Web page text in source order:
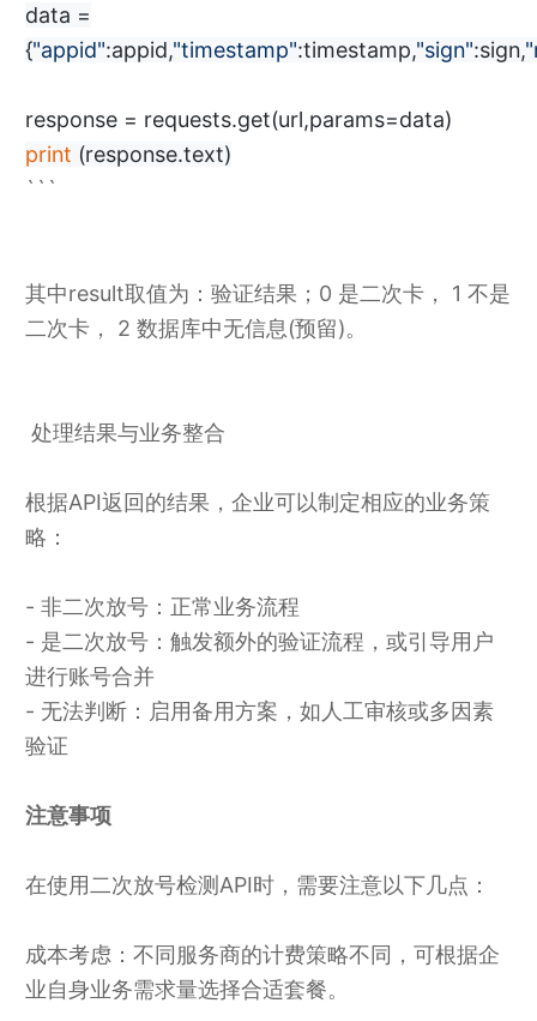
data =
{"appid":appid,"timestamp":timestamp,"sign":sign,
response = requests.get(url,params=data)
print (response.text)
```
其中result取值为：验证结果；0 是二次卡， 1 不是
二次卡， 2 数据库中无信息(预留)。
处理结果与业务整合
根据API返回的结果，企业可以制定相应的业务策
略：
- 非二次放号：正常业务流程
- 是二次放号：触发额外的验证流程，或引导用户
进行账号合并
- 无法判断：启用备用方案，如人工审核或多因素
验证
注意事项
在使用二次放号检测API时，需要注意以下几点：
成本考虑：不同服务商的计费策略不同，可根据企
业自身业务需求量选择合适套餐。